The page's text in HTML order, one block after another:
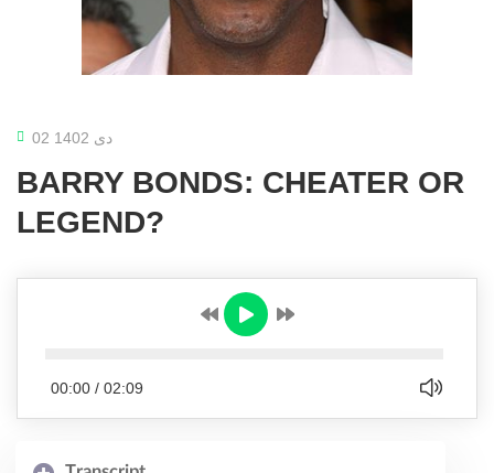
02 دی 1402
BARRY BONDS: CHEATER OR
LEGEND?
00:00 / 02:09